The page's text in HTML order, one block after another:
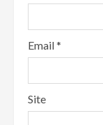
Email*
Site